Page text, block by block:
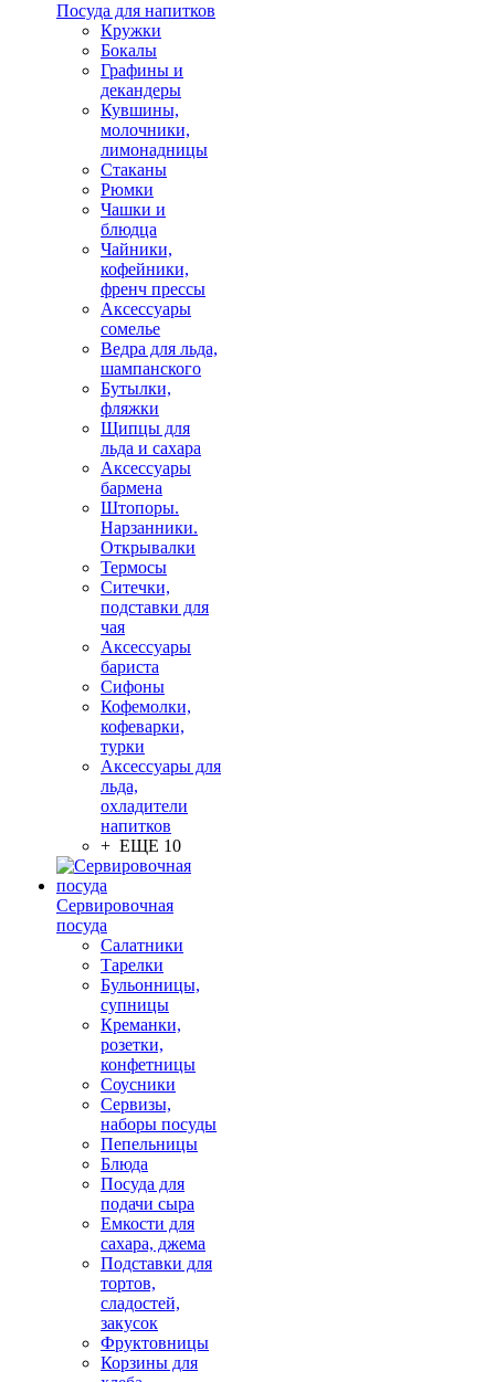
Посуда для напитков
Кружки
Бокалы
Графины и
декандеры
Кувшины,
молочники,
лимонадницы
Стаканы
Рюмки
Чашки и
блюдца
Чайники,
кофейники,
френч прессы
Аксессуары
сомелье
Ведра для льда,
шампанского
Бутылки,
фляжки
Щипцы для
льда и сахара
Аксессуары
бармена
Штопоры.
Нарзанники.
Открывалки
Термосы
Ситечки,
подставки для
чая
Аксессуары
бариста
Сифоны
Кофемолки,
кофеварки,
турки
Аксессуары для
льда,
охладители
напитков
+ ЕЩЕ 10
Сервировочная
посуда
Салатники
Тарелки
Бульонницы,
супницы
Креманки,
розетки,
конфетницы
Соусники
Сервизы,
наборы посуды
Пепельницы
Блюда
Посуда для
подачи сыра
Емкости для
сахара, джема
Подставки для
тортов,
сладостей,
закусок
Фруктовницы
Корзины для